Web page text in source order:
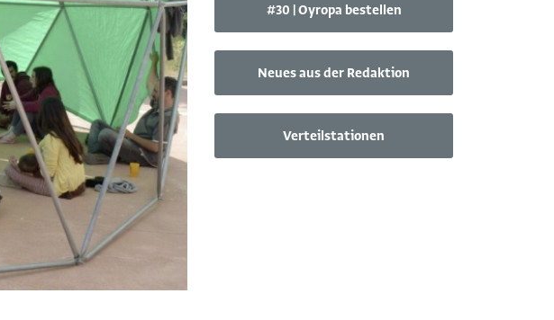
#30 | Oyropa bestellen
Neues aus der Redaktion
Verteilstationen